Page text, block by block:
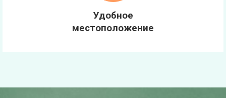
Удобное
местоположение